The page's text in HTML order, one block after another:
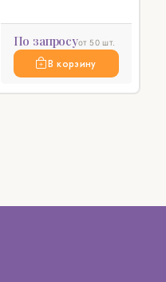
По запросуот 50 шт.
В корзину